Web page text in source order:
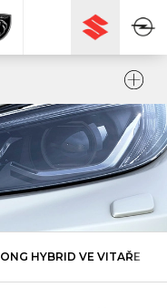
HYBRID VE VITAŘE